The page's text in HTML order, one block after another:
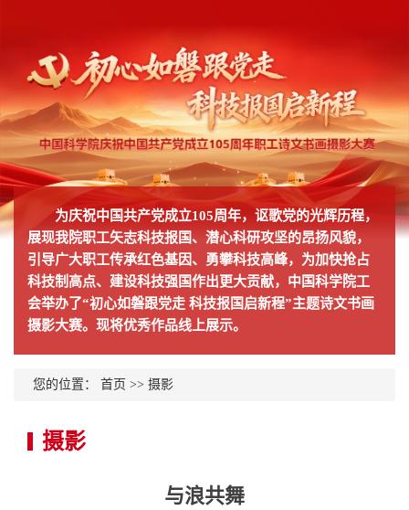
为庆祝中国共产党成立105周年，讴歌党的光辉历程，
展现我院职工矢志科技报国、潜心科研攻坚的昂扬风貌，
引导广大职工传承红色基因、勇攀科技高峰，为加快抢占
科技制高点、建设科技强国作出更大贡献，中国科学院工
会举办了“初心如磐跟党走 科技报国启新程”主题诗文书画
摄影大赛。现将优秀作品线上展示。
您的位置： 首页 >> 摄影
摄影
与浪共舞